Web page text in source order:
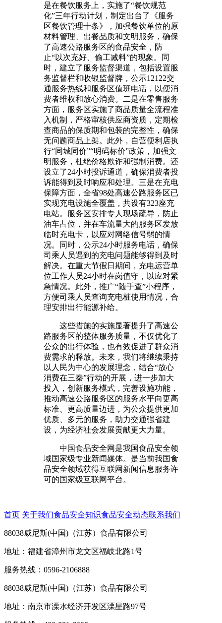
是在餐饮服务上，实施了“餐饮规范
化”三年行动计划，制定出台了《服务
区餐饮管理十条》，加强餐饮单位的原
材料管理、出餐品质和文明服务，确保
了高速公路服务区的食品安全，防
止“以次充好、偷工减料”的现象。同
时，建立了服务监督渠道，包括设置服
务监督栏和收银监督牌，公示12122交
通服务热线和服务区值班电话，以便消
费者维权和放心消费。二是在零售服务
方面，服务区实施了商品质量全流程准
入机制，严格审核供应商资质，定期检
查商品的保质期和包装的完整性，确保
无问题商品上架。此外，自营便利店执
行“同城同价”“明码标价”政策，加强文
明服务，杜绝价格欺诈和强制消费。还
设立了24小时投诉通道，确保消费者投
诉能得到及时响应和处理。三是在充电
保障方面，全省98处高速公路服务区已
实现充电设施全覆盖，共设有323座充
电站。服务区安排专人现场疏导，防止
油车占位，并在车流量大的服务区发放
临时充电卡，以应对网络信号弱的情
况。同时，公示24小时服务电话，确保
司乘人员遇到的充电问题能够得到及时
解决。在重大节假日期间，充电运营单
位工作人员24小时在岗值守，以应对紧
急情况。此外，推广“随手查”小程序，
方便司乘人员查询充电桩使用情况，合
理安排出行能源补给。
这些措施的实施显著提升了高速公
路服务区的整体服务质量，不仅优化了
公众的出行体验，也有效促进了群众消
费需求的释放。未来，我们将继续秉持
以人民为中心的发展理念，结合“放心
消费在三秦”行动的开展，进一步加大
投入，创新服务模式，完善设施功能，
推动高速公路服务区的服务水平向更高
标准、更高质量迈进，为公众提供更加
优质、多元的服务，助力交通强省建
设，为经济社会发展贡献更大力量。
中国食品安全网是我国食品安全领
域国家级专业新闻媒体。是当前我国食
品安全领域获得互联网新闻信息服务许
可的国家级互联网平台。
首页 关于我们食品安全知识食品安全动态联系我们
88038威尼斯(中国)（江苏）食品有限公司
地址：福建省漳州市龙文区福岐北路1号
服务热线：0596-2106888
88038威尼斯(中国)（江苏）食品有限公司
地址：南京市溧水经济开发区溧星路97号